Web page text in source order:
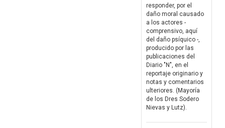
responder, por el
daño moral causado
a los actores -
comprensivo, aquí
del daño psíquico -,
producido por las
publicaciones del
Diario "N", en el
reportaje originario y
notas y comentarios
ulteriores. (Mayoría
de los Dres Sodero
Nievas y Lutz).